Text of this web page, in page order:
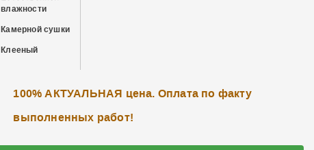
влажности
Камерной сушки
Клееный
100% АКТУАЛЬНАЯ цена. Оплата по факту
выполненных работ!